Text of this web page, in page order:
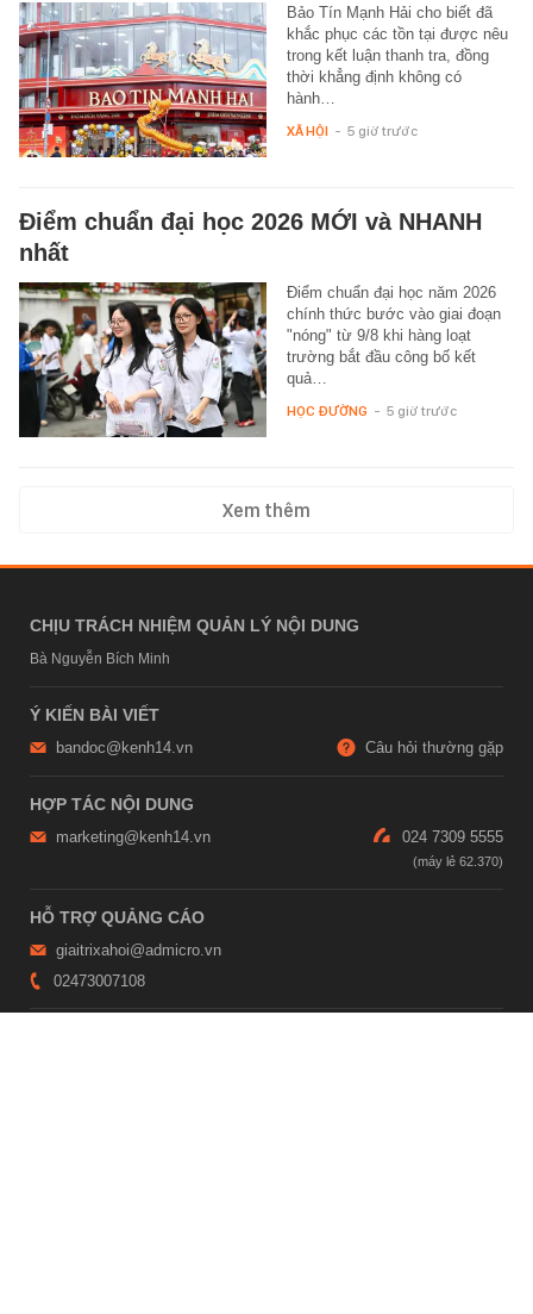
Bảo Tín Mạnh Hải cho biết đã
khắc phục các tồn tại được nêu
trong kết luận thanh tra, đồng
thời khẳng định không có
hành…
XÃ HỘI - 5 giờ trước
Điểm chuẩn đại học 2026 MỚI và NHANH
nhất
Điểm chuẩn đại học năm 2026
chính thức bước vào giai đoạn
"nóng" từ 9/8 khi hàng loạt
trường bắt đầu công bố kết
quả…
HỌC ĐƯỜNG - 5 giờ trước
Xem thêm
CHỊU TRÁCH NHIỆM QUẢN LÝ NỘI DUNG
Bà Nguyễn Bích Minh
Ý KIẾN BÀI VIẾT
bandoc@kenh14.vn Câu hỏi thường gặp
HỢP TÁC NỘI DUNG
marketing@kenh14.vn 024 7309 5555
HỖ TRỢ QUẢNG CÁO
giaitrixahoi@admicro.vn
02473007108